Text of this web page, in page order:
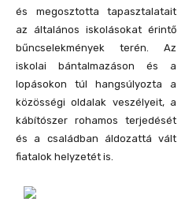
és megosztotta tapasztalatait
az általános iskolásokat érintő
bűncselekmények terén. Az
iskolai bántalmazáson és a
lopásokon túl hangsúlyozta a
közösségi oldalak veszélyeit, a
kábítószer rohamos terjedését
és a családban áldozattá vált
fiatalok helyzetét is.